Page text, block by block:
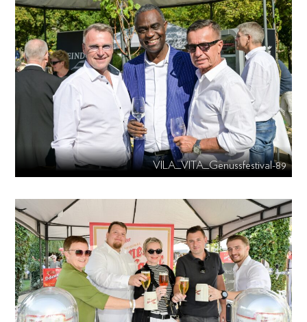
VILA_VITA_Genussfestival-89